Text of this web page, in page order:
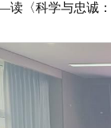
〈科学与忠诚